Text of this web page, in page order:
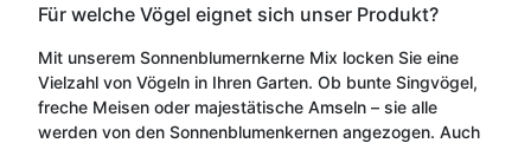
Für welche Vögel eignet sich unser Produkt?
Mit unserem Sonnenblumernkerne Mix locken Sie eine
Vielzahl von Vögeln in Ihren Garten. Ob bunte Singvögel,
freche Meisen oder majestätische Amseln – sie alle
werden von den Sonnenblumenkernen angezogen. Auch